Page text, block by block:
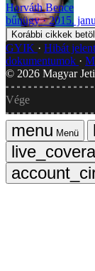
Horváth Bence
bűnügy
2015.
Korábbi cikkek
GYIK Hibát
dokumentumok
© 2026 Magyar
Vége
Menü